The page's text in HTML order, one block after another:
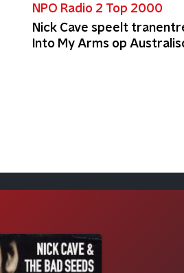
NPO Radio 2 Top 2000
Nick Cave speelt
Into My Arms op